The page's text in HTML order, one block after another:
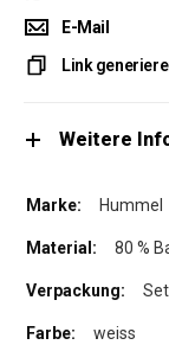
E-Mail
Link
Weitere
Hummel
80 %
Set
weiss